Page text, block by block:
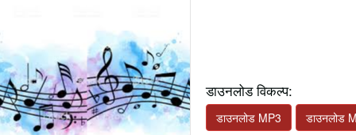
डाउनलोड विकल्प:
डाउनलोड MP3 डाउनलोड